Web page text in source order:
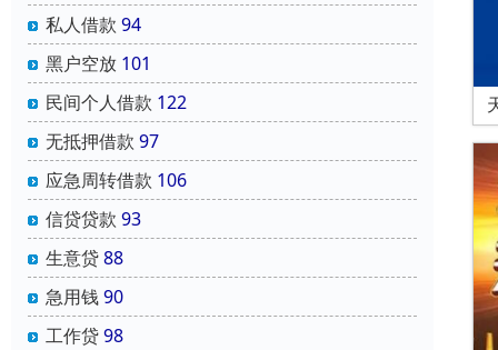
私人借款 94
黑户空放 101
民间个人借款 122
无抵押借款 97
应急周转借款 106
信贷贷款 93
生意贷88
急用钱90
工作贷98